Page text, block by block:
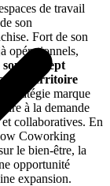
de travail
son
Fort de son
opérationnels,
concept
le territoire
stratégie marque
à la demande
collaboratives. En
Coworking
le bien-être, la
opportunité
expansion.